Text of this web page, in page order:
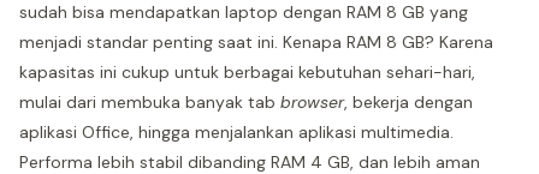
sudah bisa mendapatkan laptop dengan RAM 8 GB yang
menjadi standar penting saat ini. Kenapa RAM 8 GB? Karena
kapasitas ini cukup untuk berbagai kebutuhan sehari-hari,
mulai dari membuka banyak tab browser, bekerja dengan
aplikasi Office, hingga menjalankan aplikasi multimedia.
Performa lebih stabil dibanding RAM 4 GB, dan lebih aman